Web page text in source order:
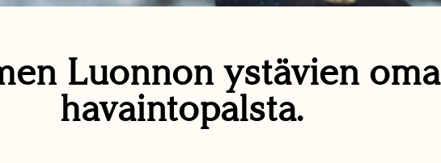
Luonnon ystävien oma
havaintopalsta.